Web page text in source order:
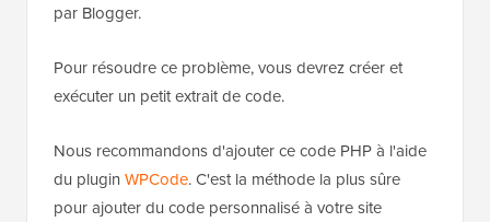
par Blogger.
Pour résoudre ce problème, vous devrez créer et
exécuter un petit extrait de code.
Nous recommandons d'ajouter ce code PHP à l'aide
du plugin WPCode. C'est la méthode la plus sûre
pour ajouter du code personnalisé à votre site